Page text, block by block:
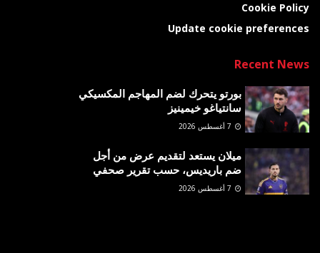
Cookie Policy
Update cookie preferences
Recent News
بورتو يتحرك لضم المهاجم المكسيكي
سانتياغو خيمينيز
ميلان يستعد لتقديم عرض من أجل
ضم باريديس، حسب تقرير صحفي